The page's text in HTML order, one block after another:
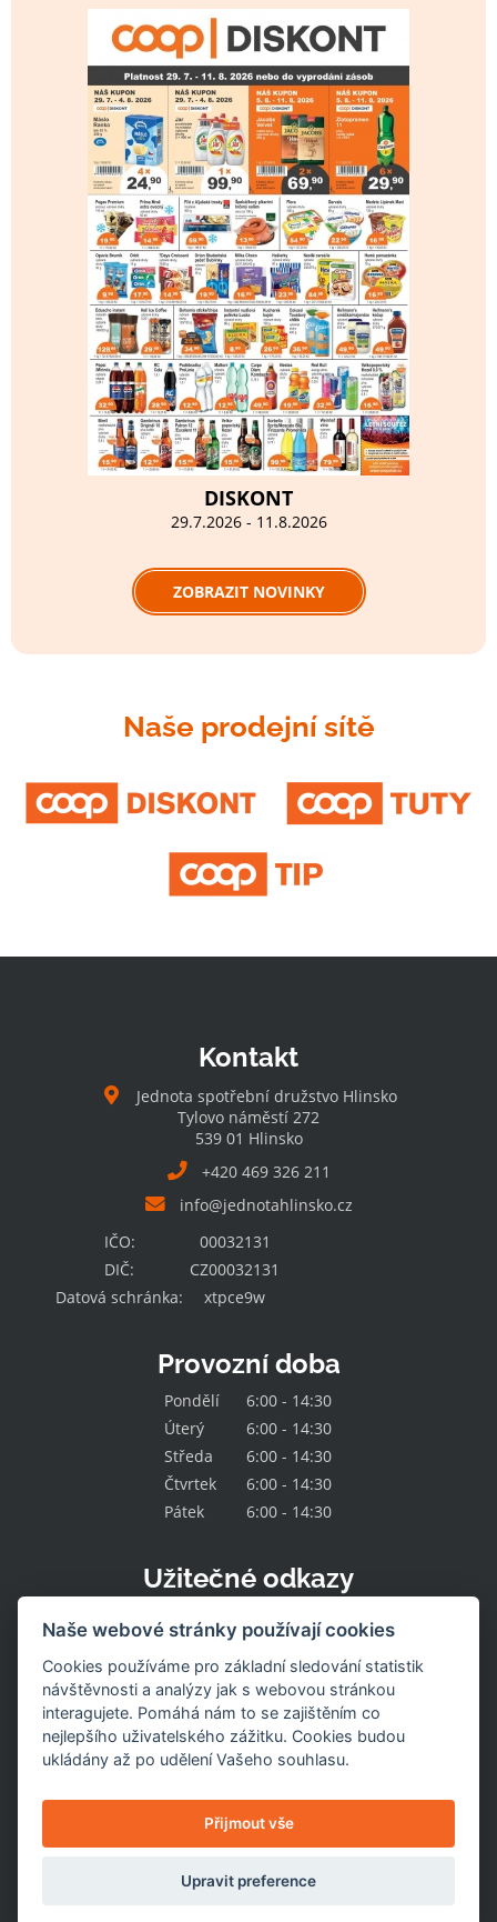
DISKONT
29.7.2026 - 11.8.2026
ZOBRAZIT NOVINKY
Naše prodejní sítě
Kontakt
Jednota spotřební družstvo Hlinsko
Tylovo náměstí 272
539 01 Hlinsko
+420 469 326 211
info@jednotahlinsko.cz
IČO:
00032131
DIČ:
CZ00032131
Datová schránka:
xtpce9w
Provozní doba
Pondělí
6:00 - 14:30
Úterý
6:00 - 14:30
Středa
6:00 - 14:30
Čtvrtek
6:00 - 14:30
Pátek
6:00 - 14:30
Užitečné odkazy
O družstvu
Naše prodejny
Pracovní místa
Aktuality
Uzavřené prodejny
Stažení výrobku
Dotace
Nastavení cookies
Jednota Hlinsko . Všechna práva vyhrazena.
Naše webové stránky používají cookies
Cookies používáme pro základní sledování statistik
návštěvnosti a analýzy jak s webovou stránkou
interagujete. Pomáhá nám to se zajištěním co
nejlepšího uživatelského zážitku. Cookies budou
ukládány až po udělení Vašeho souhlasu.
Přijmout vše
Upravit preference